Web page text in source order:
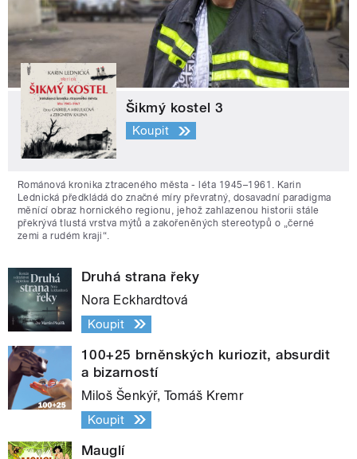
Šikmý kostel 3
Koupit
Románová kronika ztraceného města - léta 1945–1961. Karin
Lednická předkládá do značné míry převratný, dosavadní paradigma
měnící obraz hornického regionu, jehož zahlazenou historii stále
překrývá tlustá vrstva mýtů a zakořeněných stereotypů o „černé
zemi a rudém kraji“.
Druhá strana řeky
Nora Eckhardtová
Koupit
100+25 brněnských kuriozit, absurdit
a bizarností
Miloš Šenkýř, Tomáš Kremr
Koupit
Mauglí